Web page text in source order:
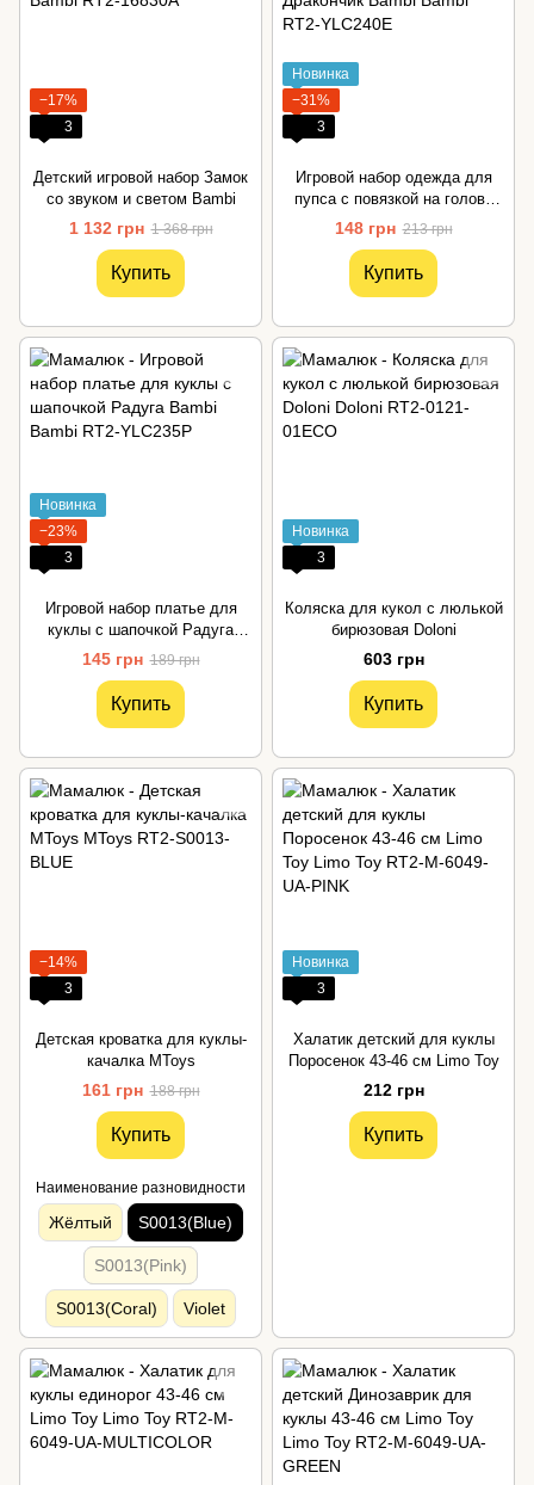
−17%
3
Детский игровой набор Замок
со звуком и светом Bambi
1 132 грн 1 368 грн
Купить
Новинка
−31%
3
Игровой набор одежда для
пупса с повязкой на голову
Дракончик Bambi
148 грн 213 грн
Купить
Новинка
−23%
3
Игровой набор платье для
куклы с шапочкой Радуга
Bambi
145 грн 189 грн
Купить
Новинка
3
Коляска для кукол с люлькой
бирюзовая Doloni
603 грн
Купить
−14%
3
Детская кроватка для куклы-
качалка MToys
161 грн 188 грн
Купить
Наименование разновидности
Жёлтый S0013(Blue)
S0013(Pink)
S0013(Coral) Violet
Новинка
3
Халатик детский для куклы
Поросенок 43-46 см Limo Toy
212 грн
Купить